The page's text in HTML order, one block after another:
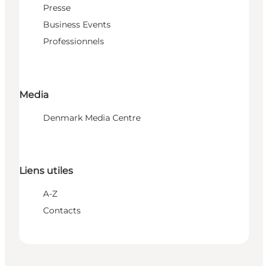
Presse
Business Events
Professionnels
Media
Denmark Media Centre
Liens utiles
A-Z
Contacts